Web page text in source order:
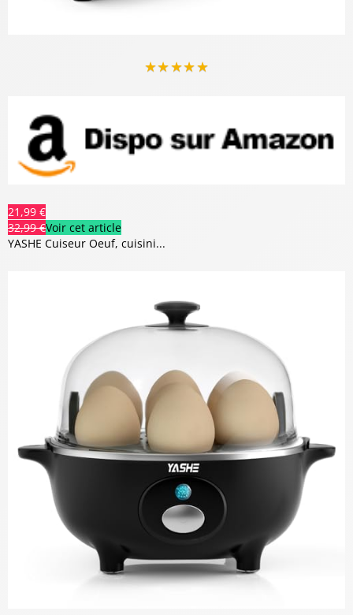
★★★★★
21,99 €
32,99 €Voir cet article
YASHE Cuiseur Oeuf, cuisini...